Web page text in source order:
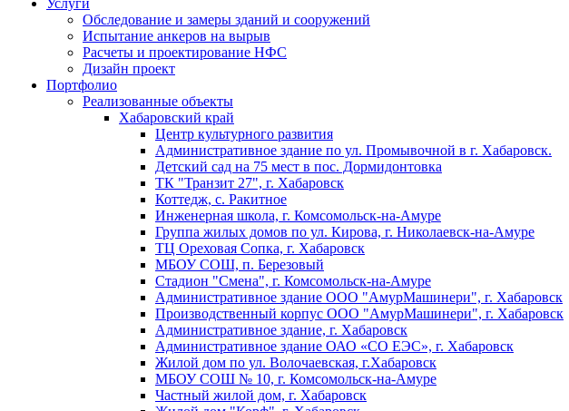
Обследование и замеры зданий и сооружений
Испытание анкеров на вырыв
Расчеты и проектирование НФС
Дизайн проект
Портфолио
Реализованные объекты
Хабаровский край
Центр культурного развития
Административное здание по ул. Промывочной в г. Хабаровск.
Детский сад на 75 мест в пос. Дормидонтовка
ТК "Транзит 27", г. Хабаровск
Коттедж, с. Ракитное
Инженерная школа, г. Комсомольск-на-Амуре
Группа жилых домов по ул. Кирова, г. Николаевск-на-Амуре
ТЦ Ореховая Сопка, г. Хабаровск
МБОУ СОШ, п. Березовый
Стадион "Смена", г. Комсомольск-на-Амуре
Административное здание ООО "АмурМашинери", г. Хабаровск
Производственный корпус ООО "АмурМашинери", г. Хабаровск
Административное здание, г. Хабаровск
Административное здание ОАО «СО ЕЭС», г. Хабаровск
Жилой дом по ул. Волочаевская, г.Хабаровск
МБОУ СОШ № 10, г. Комсомольск-на-Амуре
Частный жилой дом, г. Хабаровск